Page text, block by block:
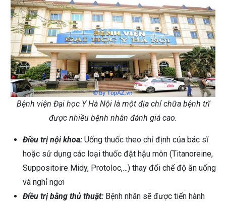
Bệnh viện Đại học Y Hà Nội là một địa chỉ chữa bệnh trĩ
được nhiều bệnh nhân đánh giá cao.
Điều trị nội khoa: Uống thuốc theo chỉ định của bác sĩ
hoặc sử dụng các loại thuốc đặt hậu môn (Titanoreine,
Suppositoire Midy, Protoloc,…) thay đổi chế độ ăn uống
và nghỉ ngơi
Điều trị bằng thủ thuật: Bệnh nhân sẽ được tiến hành